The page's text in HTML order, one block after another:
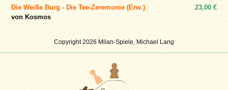
Copyright 2026 Milan-Spiele, Michael Lang
Die Weiße Burg - Die Tee-Zeremonie (Erw.)
von Kosmos
23,00 €